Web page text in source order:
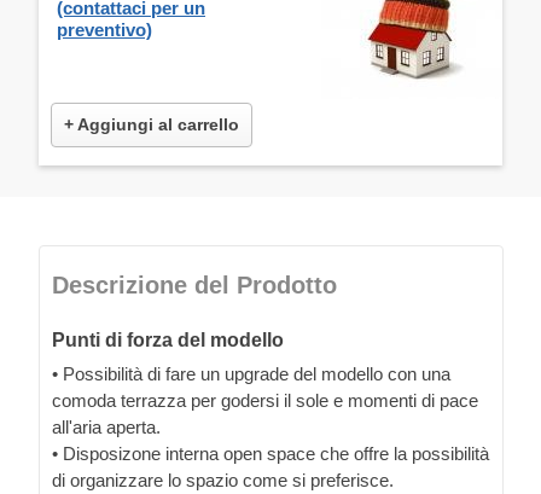
(contattaci per un
preventivo)
+ Aggiungi al carrello
Descrizione del Prodotto
Punti di forza del modello
• Possibilità di fare un upgrade del modello con una
comoda terrazza per godersi il sole e momenti di pace
all'aria aperta.
• Disposizone interna open space che offre la possibilità
di organizzare lo spazio come si preferisce.